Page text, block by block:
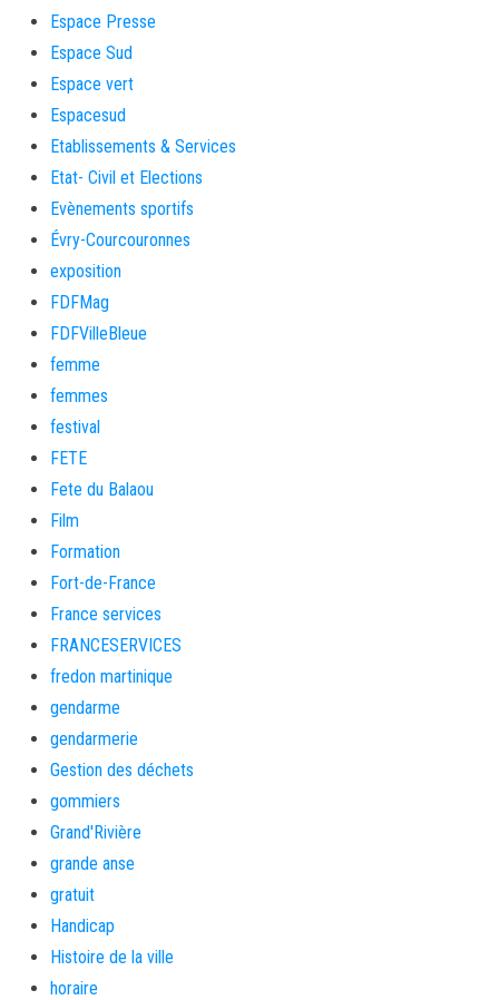
Espace Presse
Espace Sud
Espace vert
Espacesud
Etablissements & Services
Etat- Civil et Elections
Evènements sportifs
Évry-Courcouronnes
exposition
FDFMag
FDFVilleBleue
femme
femmes
festival
FETE
Fete du Balaou
Film
Formation
Fort-de-France
France services
FRANCESERVICES
fredon martinique
gendarme
gendarmerie
Gestion des déchets
gommiers
Grand'Rivière
grande anse
gratuit
Handicap
Histoire de la ville
horaire